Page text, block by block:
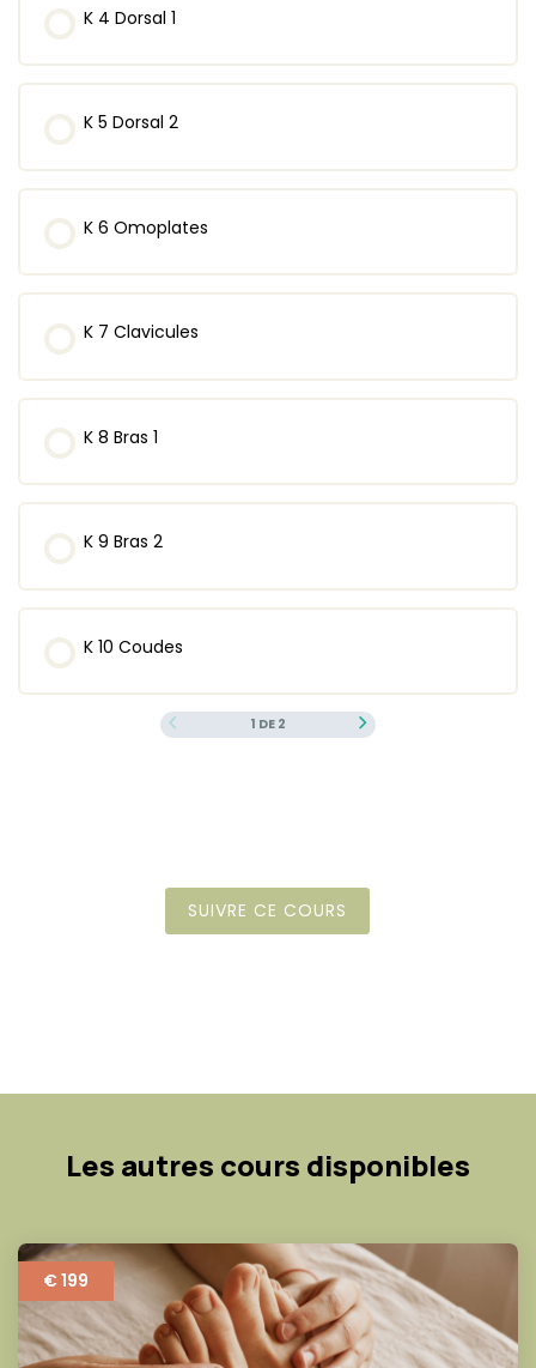
K 4 Dorsal 1
K 5 Dorsal 2
K 6 Omoplates
K 7 Clavicules
K 8 Bras 1
K 9 Bras 2
K 10 Coudes
1 DE 2
SUIVRE CE COURS
Les autres cours disponibles
€ 199